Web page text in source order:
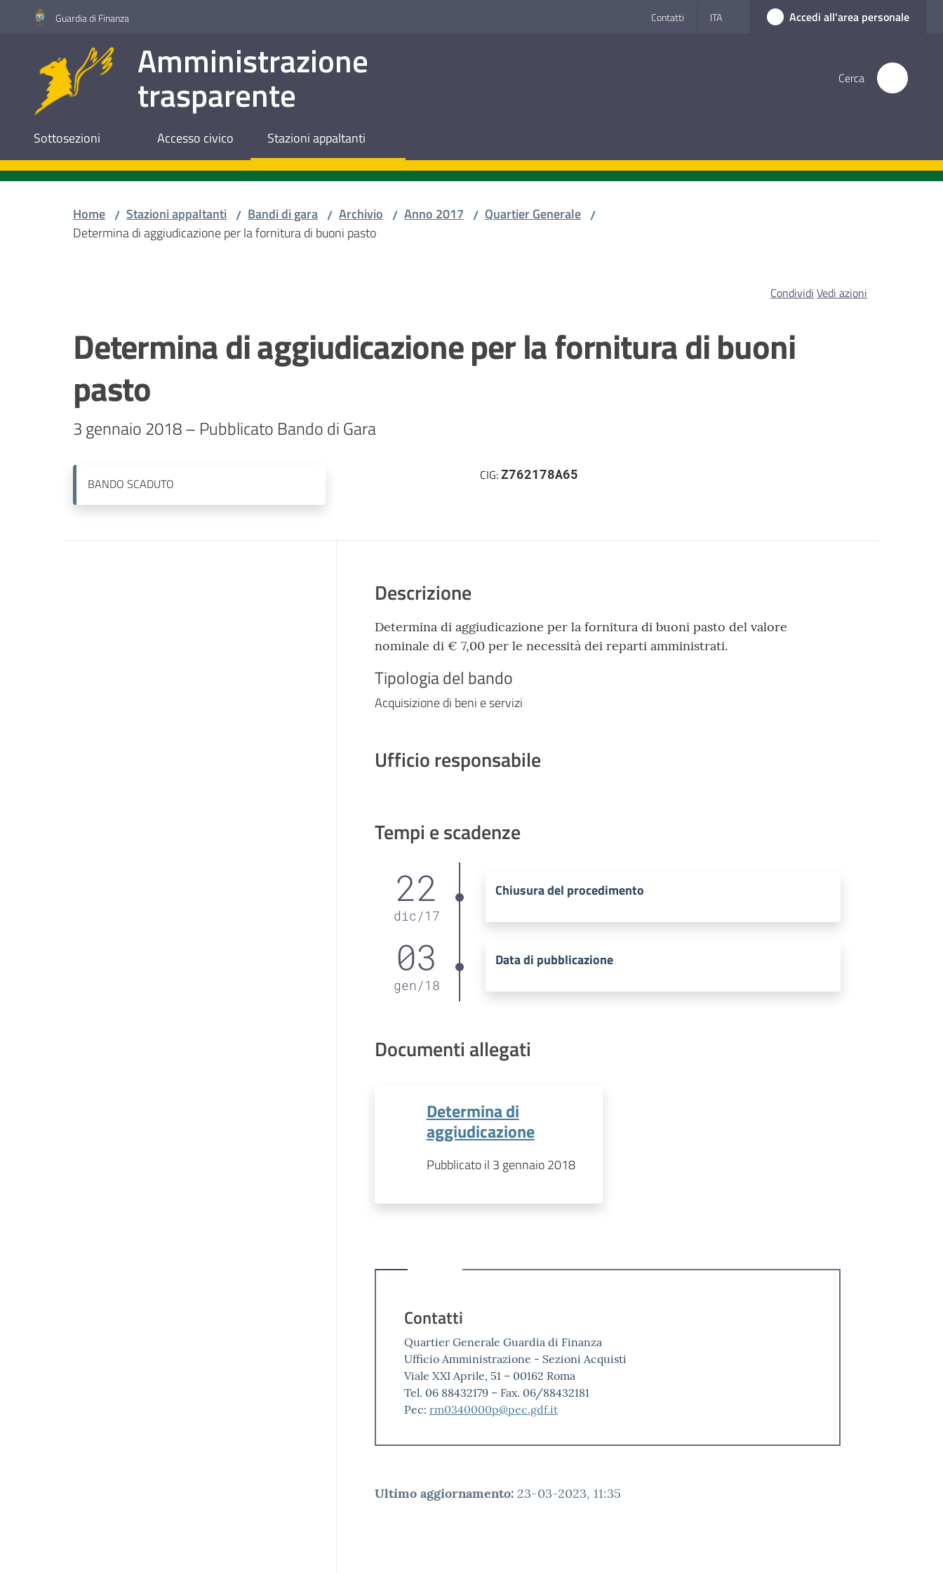
Vai al contenuto
Vai alla navigazione
Vai al footerGuardia di Finanza Contatti ITA Accedi all'area personale
Amministrazione
trasparente Cerca
Sottosezioni Accesso civico Stazioni appaltanti
Home / Stazioni appaltanti / Bandi di gara / Archivio / Anno 2017 / Quartier Generale /
Determina di aggiudicazione per la fornitura di buoni pasto
Determina di aggiudicazione per la fornitura di buoni
pasto
BANDO SCADUTO
CIG:Z762178A65
Condividi Vedi azioni
Descrizione
Determina di aggiudicazione per la fornitura di buoni pasto del valore
nominale di € 7,00 per le necessità dei reparti amministrati.
Tipologia del bando
Acquisizione di beni e servizi
Ufficio responsabile
Tempi e scadenze
22
dic/17
Chiusura del procedimento
03
gen/18
Data di pubblicazione
Documenti allegati
Determina di
aggiudicazione
Pubblicato il 3 gennaio 2018
Contatti
Quartier Generale Guardia di Finanza
Ufficio Amministrazione - Sezioni Acquisti
Viale XXI Aprile, 51 – 00162 Roma
Tel. 06 88432179 – Fax. 06/88432181
Pec: rm0340000p@pec.gdf.it
Ultimo aggiornamento: 23-03-2023, 11:35